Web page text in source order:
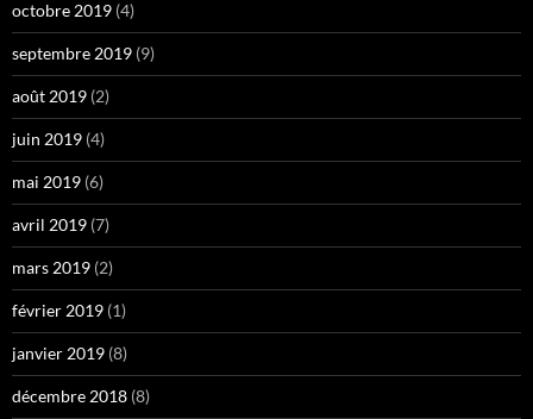
octobre 2019 (4)
septembre 2019 (9)
août 2019 (2)
juin 2019 (4)
mai 2019 (6)
avril 2019 (7)
mars 2019 (2)
février 2019 (1)
janvier 2019 (8)
décembre 2018 (8)